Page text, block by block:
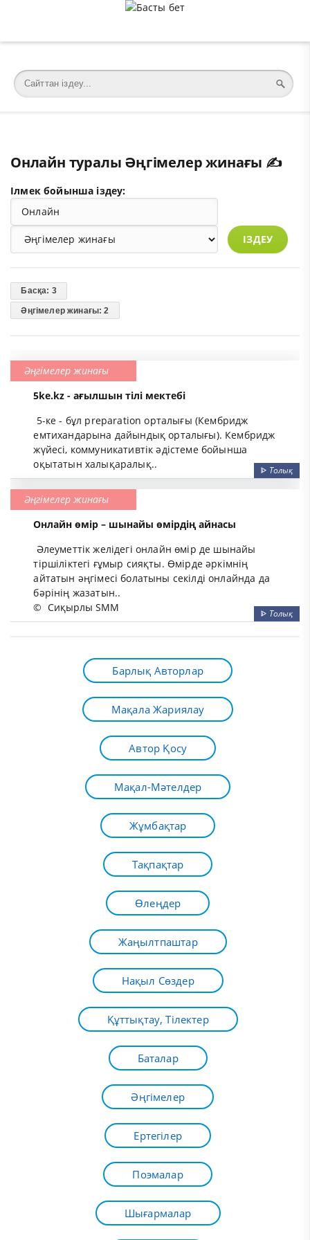
Онлайн туралы Әңгімелер жинағы ✍️
Ілмек бойынша іздеу:
ІЗДЕУ
Басқа: 3
Әңгімелер жинағы: 2
Әңгімелер жинағы
5ke.kz - ағылшын тілі мектебі
5-ке - бұл preparation орталығы (Кембридж
емтихандарына дайындық орталығы). Кембридж
жүйесі, коммуникативтік әдістеме бойынша
оқытатын халықаралық..
ᐈ Толық
Әңгімелер жинағы
Онлайн өмір – шынайы өмірдің айнасы
Әлеуметтік желідегі онлайн өмір де шынайы
тіршіліктегі ғұмыр сияқты. Өмірде әркімнің
айтатын әңгімесі болатыны секілді онлайнда да
бәрінің жазатын..
© Сиқырлы SMM ᐈ Толық
Барлық Авторлар
Мақала Жариялау
Автор Қосу
Мақал-Мәтелдер
Жұмбақтар
Тақпақтар
Өлеңдер
Жаңылтпаштар
Нақыл Сөздер
Құттықтау, Тілектер
Баталар
Әңгімелер
Ертегілер
Поэмалар
Шығармалар